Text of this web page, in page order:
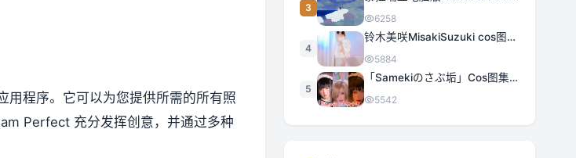
程序。它可以为您提供所需的所有照
Perfect 充分发挥创意，并通过多种
3
6258
4
铃木美咲MisakiSuzuki cos图集合集打包下载 363套日系治愈女神精选
5884
5
「Samekiのさぶ垢」Cos图集全部作品作品合集[持续更新] 甜美与性感的完美融合
5542